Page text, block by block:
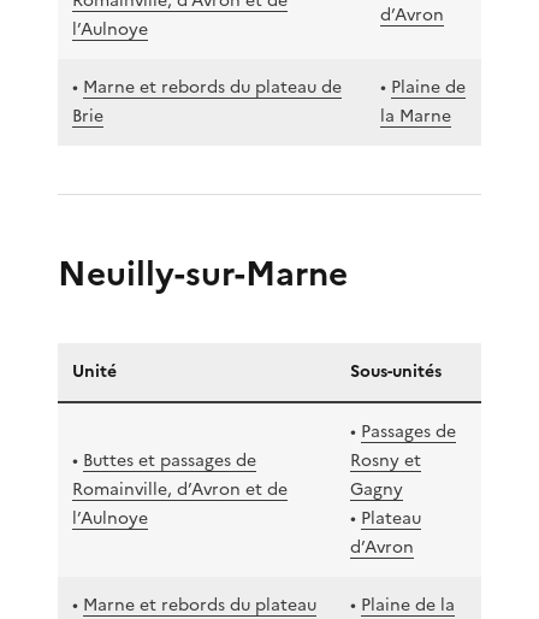
l’Aulnoye
d’Avron
• Marne et rebords du plateau de
Brie
• Plaine de
la Marne
Neuilly-sur-Marne
Unité Sous-unités
• Buttes et passages de
Romainville, d’Avron et de
l’Aulnoye
• Passages de
Rosny et
Gagny
• Plateau
d’Avron
• Marne et rebords du plateau
• Plaine de la